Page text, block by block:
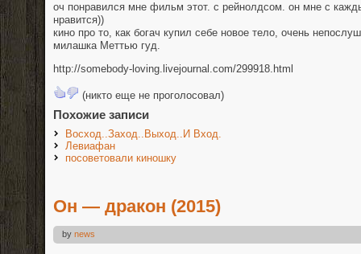
оч понравился мне фильм этот. с рейнолдсом. он мне с
нравится))
кино про то, как богач купил себе новое тело, очень
милашка Меттью гуд.
http://somebody-loving.livejournal.com/299918.html
(никто еще не проголосовал)
Похожие записи
Восход..Заход..Выход..И Вход.
Левиафан
посоветовали киношку
Он — дракон (2015)
by news